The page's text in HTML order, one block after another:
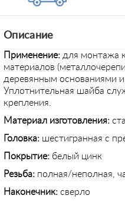
Описание
Применение: для монтажа
материалов
деревянным основаниями
Уплотнительная шайба
крепления.
Материал изготовления:
Головка: шестигранная с
Покрытие: белый цинк
Резьба: полная/неполная,
Наконечник: сверло